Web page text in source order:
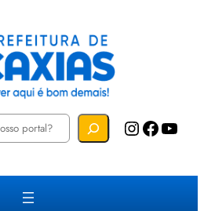
Instagram Facebook YouTube